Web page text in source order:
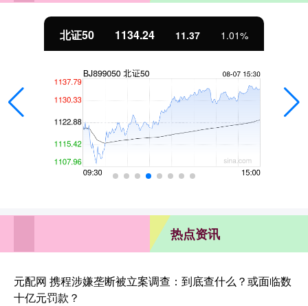
北证50 1134.24 11.37 1.01%
热点资讯
元配网 携程涉嫌垄断被立案调查：到底查什么？或面临数
十亿元罚款？